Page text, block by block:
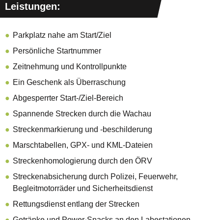
Leistungen:
Parkplatz nahe am Start/Ziel
Persönliche Startnummer
Zeitnehmung und Kontrollpunkte
Ein Geschenk als Überraschung
Abgesperrter Start-/Ziel-Bereich
Spannende Strecken durch die Wachau
Streckenmarkierung und -beschilderung
Marschtabellen, GPX- und KML-Dateien
Streckenhomologierung durch den ÖRV
Streckenabsicherung durch Polizei, Feuerwehr,
Begleitmotorräder und Sicherheitsdienst
Rettungsdienst entlang der Strecken